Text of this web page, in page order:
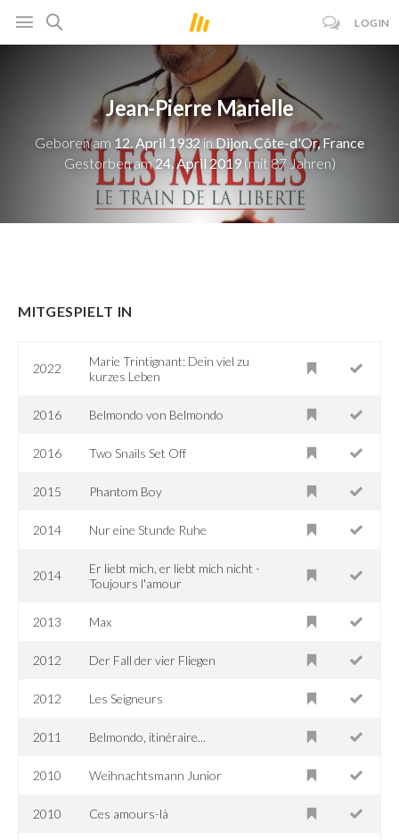
LOGIN
Jean-Pierre Marielle
Geboren am 12. April 1932inDijon, Côte-d'Or, France
Gestorben am24. April 2019(mit 87 Jahren)
MITGESPIELT IN
2022
Marie Trintignant: Dein viel zu
kurzes Leben
2016 Belmondo von Belmondo
2016 Two Snails Set Off
2015 Phantom Boy
2014 Nur eine Stunde Ruhe
2014
Er liebt mich, er liebt mich nicht -
Toujours l'amour
2013 Max
2012 Der Fall der vier Fliegen
2012 Les Seigneurs
2011 Belmondo, itinéraire...
2010 Weihnachtsmann Junior
2010 Ces amours-là